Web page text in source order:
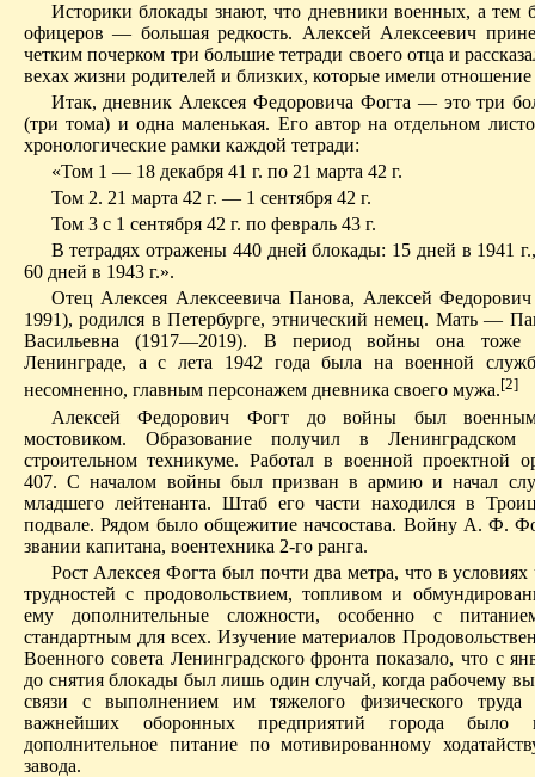
Историки блокады знают, что дневники военных, а тем
офицеров — большая редкость. Алексей Алексеевич
четким почерком три большие тетради своего отца и
вехах жизни родителей и близких, которые имели
Итак, дневник Алексея Федоровича Фогта — это три
(три тома) и одна маленькая. Его автор на отдельном
хронологические рамки каждой тетради:
«Том 1 — 18 декабря 41 г. по 21 марта 42 г.
Том 2. 21 марта 42 г. — 1 сентября 42 г.
Том 3 с 1 сентября 42 г. по февраль 43 г.
В тетрадях отражены 440 дней блокады: 15 дней в 1941
60 дней в 1943 г.».
Отец Алексея Алексеевича Панова, Алексей
1991), родился в Петербурге, этнический немец. Мать —
Васильевна (1917—2019). В период войны она тоже
Ленинграде, а с лета 1942 года была на военной
несомненно, главным персонажем дневника своего мужа.[2]
Алексей Федорович Фогт до войны был
мостовиком. Образование получил в Ленинградском
строительном техникуме. Работал в военной проектной
407. С началом войны был призван в армию и начал
младшего лейтенанта. Штаб его части находился в
подвале. Рядом было общежитие начсостава. Войну А. Ф.
звании капитана, воентехника 2-го ранга.
Рост Алексея Фогта был почти два метра, что в
трудностей с продовольствием, топливом и
ему дополнительные сложности, особенно с
стандартным для всех. Изучение материалов
Военного совета Ленинградского фронта показало, что с
до снятия блокады был лишь один случай, когда рабочему
связи с выполнением им тяжелого физического
важнейших оборонных предприятий города было
дополнительное питание по мотивированному
завода.